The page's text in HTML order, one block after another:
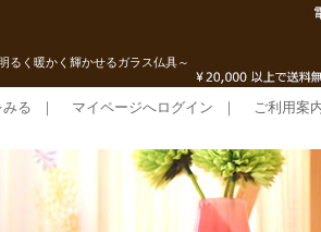
るく暖かく輝かせるガラス仏具～
みる ｜ マイページへログイン ｜ ご利用案